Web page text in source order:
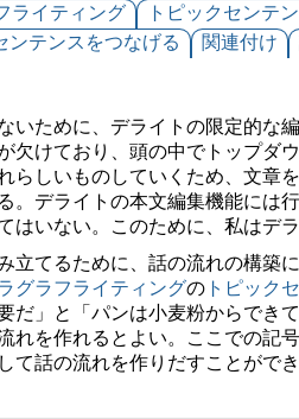
ライティング トピックセンテ
ンテンスをつなげる 関連付け
いために、デライトの限定的な
欠けており、頭の中でトップダ
らしいものしていくため、文章
。デライトの本文編集機能には
はいない。このために、私はデ
立てるために、話の流れの構築
グラフライティングの トピック
だ」と「パンは小麦粉からで
れを作れるとよい。ここでの記
話の流れを作りだすことができ